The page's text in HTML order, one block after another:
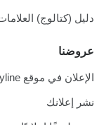
دليل (كتالوج)
عروضنا
الإعلان في موقع Machineryline.
نشر إعلانك